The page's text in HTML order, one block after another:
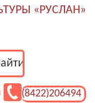
«РУСЛАН»
(8422)206494